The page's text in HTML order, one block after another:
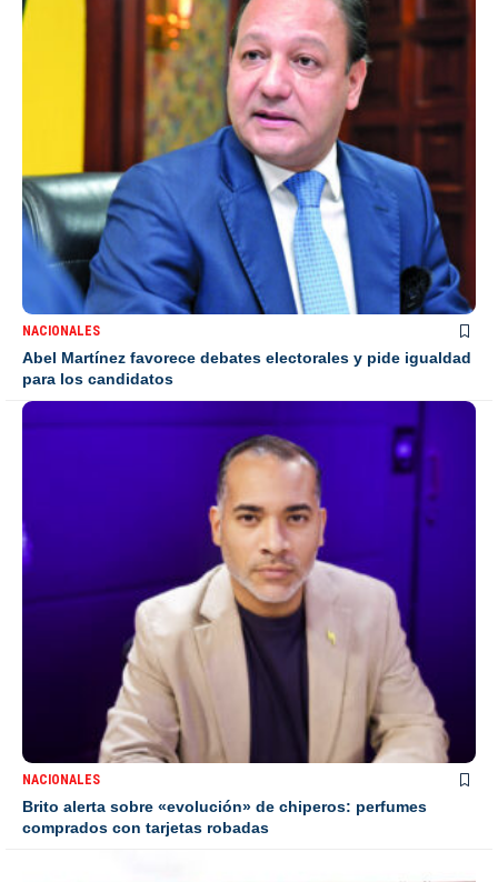
NACIONALES
Abel Martínez favorece debates electorales y pide igualdad
para los candidatos
NACIONALES
Brito alerta sobre «evolución» de chiperos: perfumes
comprados con tarjetas robadas